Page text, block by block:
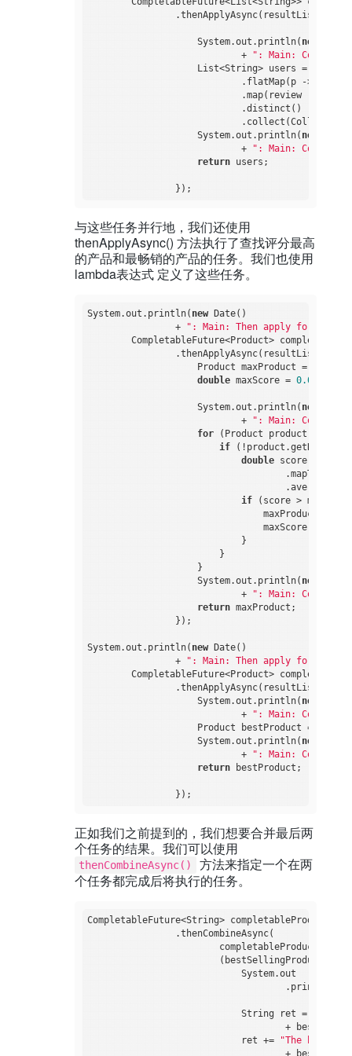
                .thenApplyAsync(resultList -> {
                    System.out.println(
new
                            +
": Main:
List<String> users =
.flatMap(p ->
.map(review ->
                            .distinct()
                    System.out.println(
new
                            +
": Main:
return users;
与这些任务并行地，我们还使用
thenApplyAsync() 方法执行了查找评分最高
的产品和最畅销的产品的任务。我们也使用
lambda表达式 定义了这些任务。
System.out.println( new Date()
                +
": Main: Then apply for best
CompletableFuture<Product>
                .thenApplyAsync(resultList -> {
                    Product maxProduct =
double maxScore = 0.0
                    System.out.println(
new
                            +
": Main:
for (Product product :
if
double score =
if (score >
maxProduct =
maxScore =
                            }
                        }
                    }
                    System.out.println(
new
                            +
": Main:
return maxProduct;
                });
System.out.println( new Date()
                +
": Main: Then apply for
CompletableFuture<Product>
                .thenApplyAsync(resultList -> {
                    System.out.println(
new
                            +
": Main:
Product bestProduct =
                    System.out.println(
new
                            +
": Main:
return bestProduct;
正如我们之前提到的，我们想要合并最后两
个任务的结果。我们可以使用
thenCombineAsync()
方法来指定一个在两
个任务都完成后将执行的任务。
CompletableFuture<String>
                .thenCombineAsync(
                        completableProduct,
(bestSellingProduct,
                            System.out
                                    .println(
                            String ret =
+
                            ret +=
"The best
+